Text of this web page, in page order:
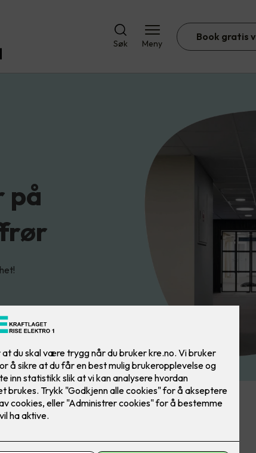
Søk Meny
Book gratis
på
direktivet, som har til hensikt å begrense bruken av
lysstoffrør avvikles.